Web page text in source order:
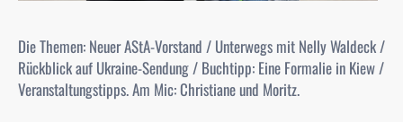
Die Themen: Neuer AStA-Vorstand / Unterwegs mit Nelly Waldeck /
Rückblick auf Ukraine-Sendung / Buchtipp: Eine Formalie in Kiew /
Veranstaltungstipps. Am Mic: Christiane und Moritz.